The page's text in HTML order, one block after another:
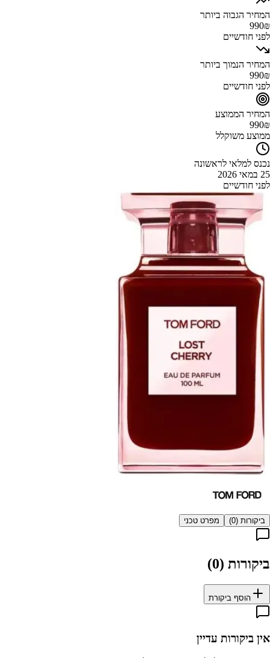
המחיר הגבוה ביותר
990₪
לפני חודשיים
המחיר הנמוך ביותר
990₪
לפני חודשיים
המחיר הממוצע
990₪
ממוצע משוקלל
נכנס למלאי לראשונה
25 במאי 2026
לפני חודשיים
ביקורות (0
) מפרט טכני
ביקורות (0
)
הוסף ביקורת
אין ביקורות עדיין